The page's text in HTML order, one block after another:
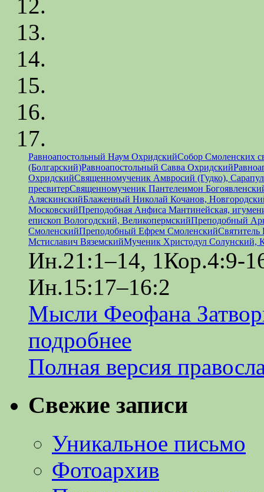
Равноапостольный Наум ОхридскийСобор Смоленских
(Болгарский)Равноапостольный Савва Охридский
ОхридскийСвященномученик Амвросий (Гудко),
пресвитерСвященномученик Пантелеимон
АляскинскийБлаженный Николай Кочанов,
МосковскийПреподобная Анфиса Мантинейская,
епископ Вологодский, ВеликопермскийПреподобный
СмоленскийПреподобный Ефрем СмоленскийСвятитель
Мстиславич ВяземскийМученик Христодул Солунский,
Ин.21:1–14, 1Кор.4:9-
Ин.15:17–16:2
Мысли Феофана
подробнее
Полная версия
Свежие записи
Уникальное письмо
Фотоархив